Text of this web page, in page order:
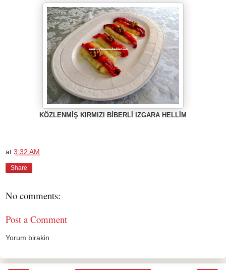
KÖZLENMİŞ KIRMIZI BİBERLİ IZGARA HELLİM
at 3:32 AM
Share
No comments:
Post a Comment
Yorum birakin